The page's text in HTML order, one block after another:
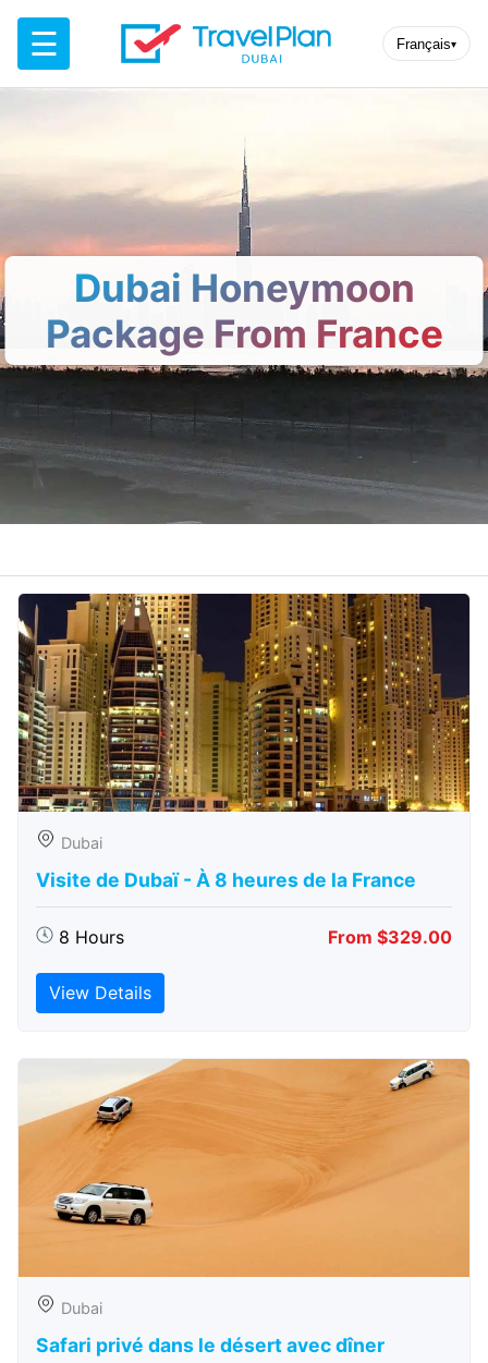
☰ Français▾
Dubai Honeymoon
Package From France
Dubai
Visite de Dubaï - À 8 heures de la France
8 Hours From $329.00
View Details
Dubai
Safari privé dans le désert avec dîner